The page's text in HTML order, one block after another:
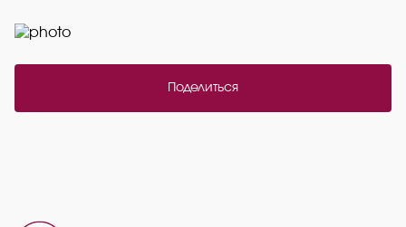
Поделиться